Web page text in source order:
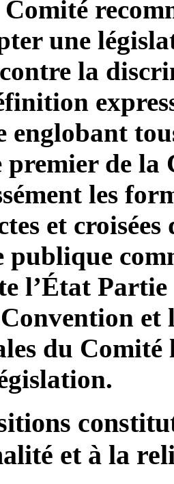
Comité
une
la
englobant
de la
les
et
publique
l’État Partie
et
du
et à la